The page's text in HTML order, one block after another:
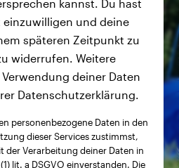
kannst. Du hast
einzuwilligen und deine
späteren Zeitpunkt zu
widerrufen. Weitere
deiner Daten
Datenschutzerklärung.
personenbezogene Daten in den
dieser Services zustimmst,
der Verarbeitung deiner Daten in
lit. a DSGVO einverstanden. Die